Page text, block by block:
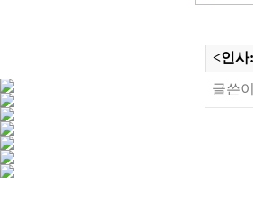
<인사
글쓴이